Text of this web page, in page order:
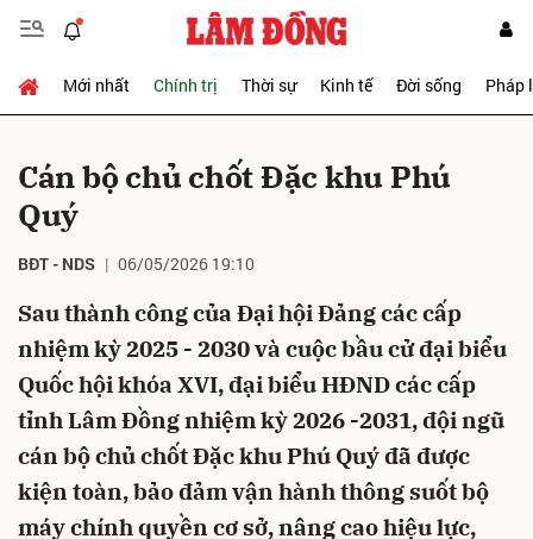
Mới nhất Chính trị Thời sự Kinh tế Đời sống Pháp
Cán bộ chủ chốt Đặc khu Phú
Quý
BĐT - NDS 06/05/2026 19:10
Sau thành công của Đại hội Đảng các cấp
nhiệm kỳ 2025 - 2030 và cuộc bầu cử đại biểu
Quốc hội khóa XVI, đại biểu HĐND các cấp
tỉnh Lâm Đồng nhiệm kỳ 2026 -2031, đội ngũ
cán bộ chủ chốt Đặc khu Phú Quý đã được
kiện toàn, bảo đảm vận hành thông suốt bộ
máy chính quyền cơ sở, nâng cao hiệu lực,
Gửi bình luận
Hủy Gửi